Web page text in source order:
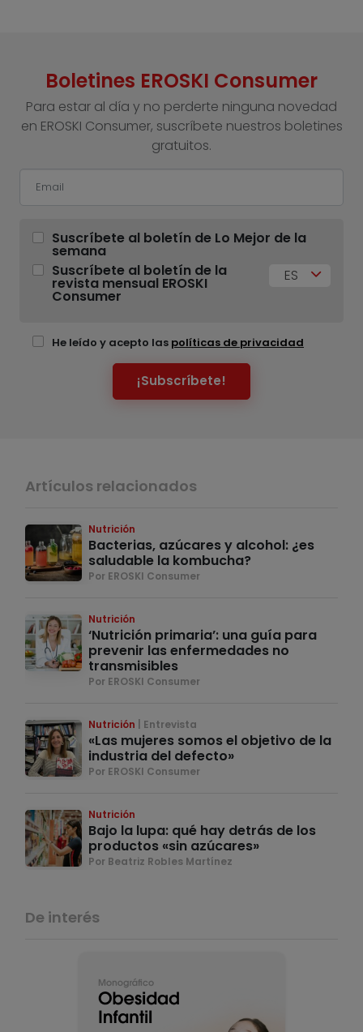
Boletines EROSKI Consumer
Para estar al día y no perderte ninguna novedad
en EROSKI Consumer, suscríbete nuestros boletines
gratuitos.
Suscríbete al boletín de Lo Mejor de la
semana
Suscríbete al boletín de la
revista mensual EROSKI
Consumer
ES
He leído y acepto las políticas de privacidad
¡Subscríbete!
Artículos relacionados
Nutrición
Bacterias, azúcares y alcohol: ¿es
saludable la kombucha?
Por EROSKI Consumer
Nutrición
‘Nutrición primaria’: una guía para
prevenir las enfermedades no
transmisibles
Por EROSKI Consumer
Nutrición Entrevista
«Las mujeres somos el objetivo de la
industria del defecto»
Por EROSKI Consumer
Nutrición
Bajo la lupa: qué hay detrás de los
productos «sin azúcares»
Por Beatriz Robles Martínez
De interés